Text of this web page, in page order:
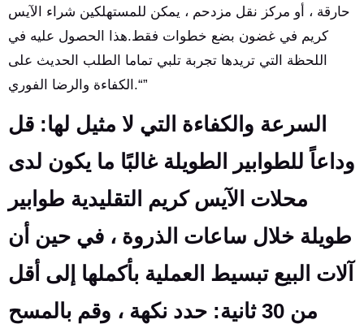
حارقة ، أو مركز نقل مزدحم ، يمكن للمستهلكين شراء الآيس
كريم في غضون بضع خطوات فقط.هذا الحصول عليه في
اللحظة التي تريدها تجربة تلبي تماما الطلب الحديث على
الكفاءة والرضا الفوري.“”
السرعة والكفاءة التي لا مثيل لها: قل
وداعاً للطوابير الطويلة غالبًا ما يكون لدى
محلات الآيس كريم التقليدية طوابير
طويلة خلال ساعات الذروة ، في حين أن
آلات البيع تبسيط العملية بأكملها إلى أقل
من 30 ثانية: حدد نكهة ، وقم بالمسح